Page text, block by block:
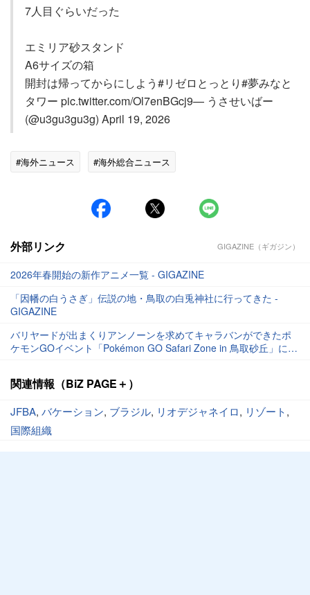
7人目ぐらいだった
エミリア砂スタンド
A6サイズの箱
開封は帰ってからにしよう#リゼロとっとり#夢みなと
タワー pic.twitter.com/Ol7enBGcj9— うさせいばー
(@u3gu3gu3g) April 19, 2026
#海外ニュース #海外総合ニュース
外部リンク GIGAZINE（ギガジン）
2026年春開始の新作アニメ一覧 - GIGAZINE
「因幡の白うさぎ」伝説の地・鳥取の白兎神社に行ってきた -
GIGAZINE
バリヤードが出まくりアンノーンを求めてキャラバンができたポ
ケモンGOイベント「Pokémon GO Safari Zone in 鳥取砂丘」に行
関連情報（BiZ PAGE＋）
JFBA, バケーション, ブラジル, リオデジャネイロ, リゾート,
国際組織